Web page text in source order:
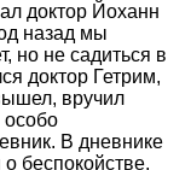
доктор Йоханн
назад мы
но не садиться в
доктор Гетрим,
вручил
особо
В дневнике
беспокойстве,